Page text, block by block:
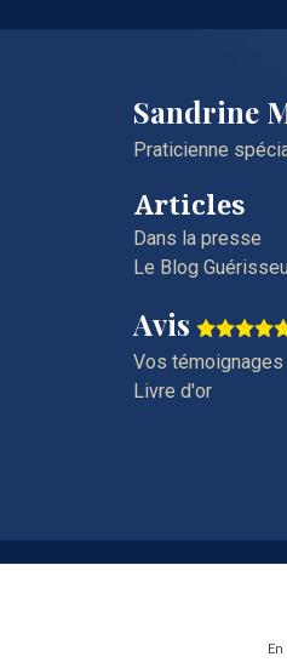
Sandrine
Praticienne
Articles
Dans la presse
Le Blog
Avis
Vos témoignages
Livre d'or